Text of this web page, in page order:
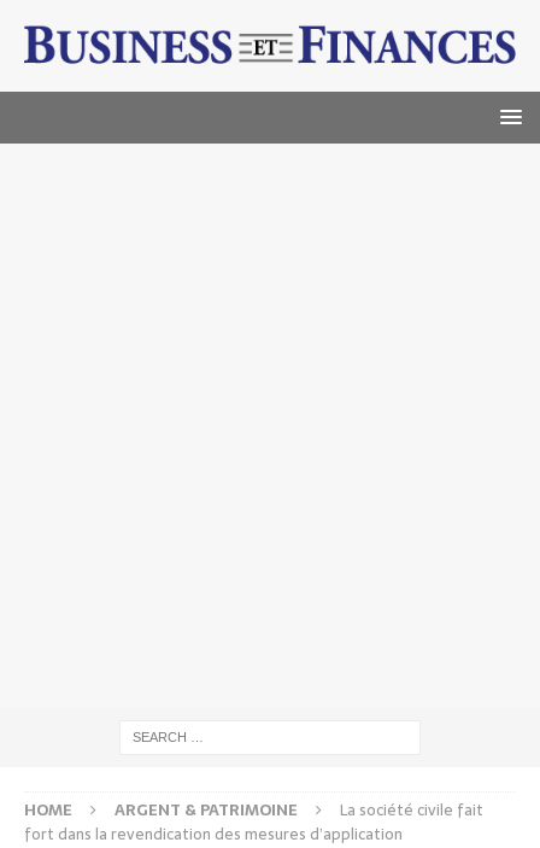
HOME ARGENT & PATRIMOINE
La société civile fait
fort dans la revendication des mesures d’application